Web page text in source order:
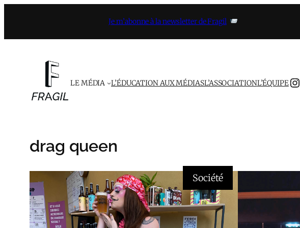
contenu
Je m’abonne à la newsletter de Fragil
LE MÉDIA L’ÉDUCATION AUX MÉDIASL’ASSOCIATIONL’ÉQUIPEINSTAGRAM
drag queen
Société